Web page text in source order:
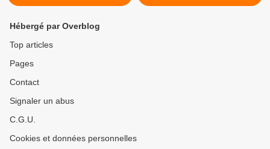
Hébergé par Overblog
Top articles
Pages
Contact
Signaler un abus
C.G.U.
Cookies et données personnelles